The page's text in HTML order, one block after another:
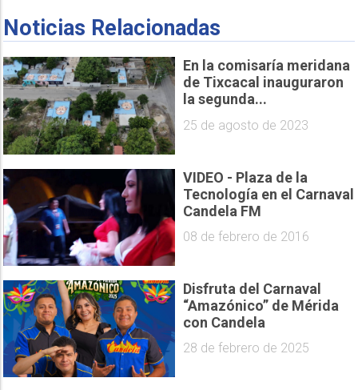
Noticias Relacionadas
En la comisaría meridana
de Tixcacal inauguraron
la segunda...
25 de agosto de 2023
VIDEO - Plaza de la
Tecnología en el Carnaval
Candela FM
08 de febrero de 2016
Disfruta del Carnaval
“Amazónico” de Mérida
con Candela
28 de febrero de 2025